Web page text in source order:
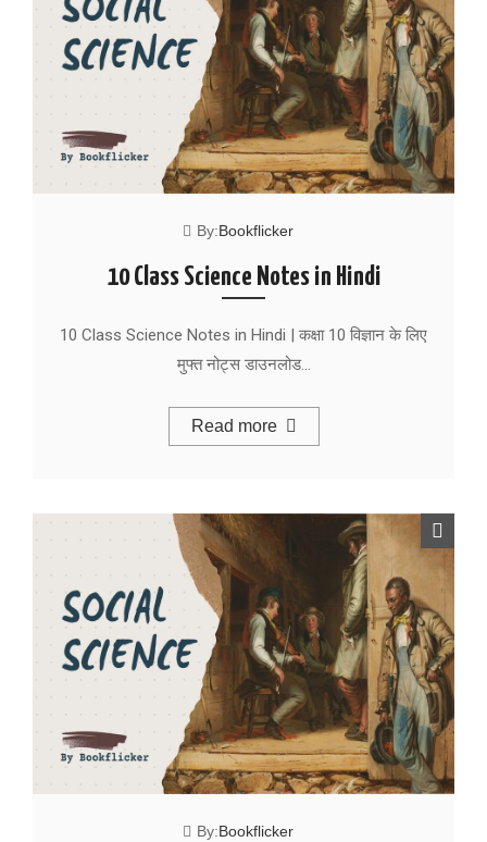
By:Bookflicker
10 Class Science Notes in Hindi
10 Class Science Notes in Hindi | कक्षा 10 विज्ञान के लिए
मुफ्त नोट्स डाउनलोड…
Read more
By:Bookflicker